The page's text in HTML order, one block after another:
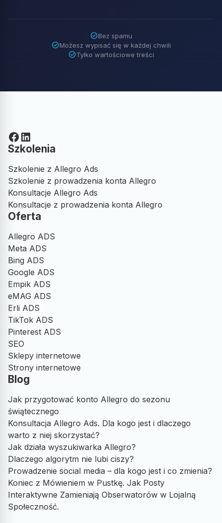
check_circleBez spamu
check_circleMożesz wypisać się w każdej chwili
check_circleTylko wartościowe treści
Facebook LinkedIn
Szkolenia
Szkolenie z Allegro Ads
Szkolenie z prowadzenia konta Allegro
Konsultacje Allegro Ads
Konsultacje z prowadzenia konta Allegro
Oferta
Allegro ADS
Meta ADS
Bing ADS
Google ADS
Empik ADS
eMAG ADS
Erli ADS
TikTok ADS
Pinterest ADS
SEO
Sklepy internetowe
Strony internetowe
Blog
Jak przygotować konto Allegro do sezonu
świątecznego
Konsultacja Allegro Ads. Dla kogo jest i dlaczego
warto z niej skorzystać?
Jak działa wyszukiwarka Allegro?
Dlaczego algorytm nie lubi ciszy?
Prowadzenie social media – dla kogo jest i co zmienia?
Koniec z Mówieniem w Pustkę. Jak Posty
Interaktywne Zamieniają Obserwatorów w Lojalną
Społeczność.